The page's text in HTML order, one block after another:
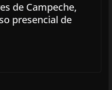
de Campeche,
presencial de